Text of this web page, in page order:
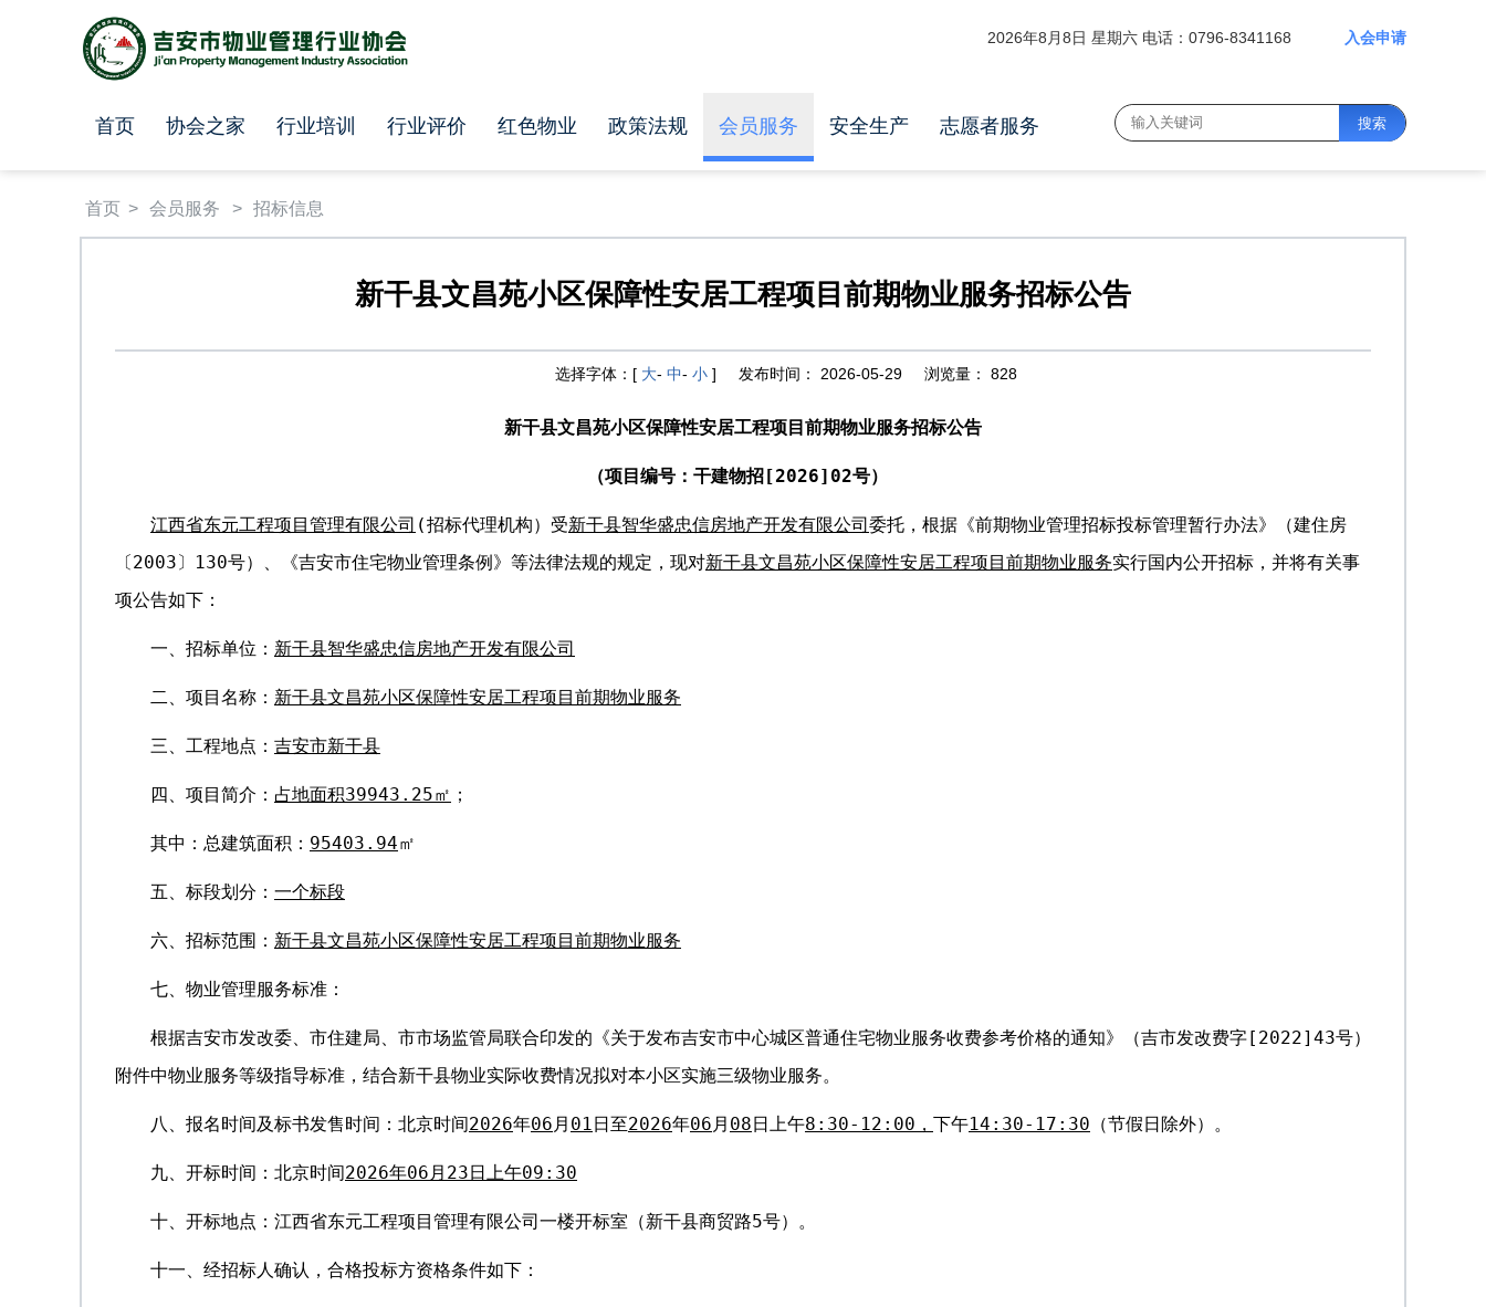
2026年8月8日 星期六 电话：0796-8341168 入会申请
首页 协会之家 行业培训 行业评价 红色物业 政策法规 会员服务 安全生产 志愿者服务
首页 会员服务 招标信息
新干县文昌苑小区保障性安居工程项目前期物业服务招标公告
选择字体：[ 大- 中- 小] 发布时间： 2026-05-29 浏览量： 828
新干县文昌苑小区保障性安居工程项目前期物业服务招标公告
（项目编号：干建物招[2026]02号）
江西省东元工程项目管理有限公司 (招标代理机构）受新干县智华盛忠信房地产开发有限公司委托，根据《前期物业管理招标投标管理暂行办法》（建住房
〔2003〕130号）、《吉安市住宅物业管理条例》等法律法规的规定，现对新干县文昌苑小区保障性安居工程项目前期物业服务实行国内公开招标，并将有关事
项公告如下：
一、招标单位： 新干县智华盛忠信房地产开发有限公司
二、项目名称： 新干县文昌苑小区保障性安居工程项目前期物业服务
三、工程地点： 吉安市新干县
四、项目简介： 占地面积39943.25㎡ ；
其中：总建筑面积： 95403.94㎡
五、标段划分： 一个标段
六、招标范围： 新干县文昌苑小区保障性安居工程项目前期物业服务
七、物业管理服务标准：
根据吉安市发改委、市住建局、市市场监管局联合印发的《关于发布吉安市中心城区普通住宅物业服务收费参考价格的通知》（吉市发改费字[2022]43号）
附件中物业服务等级指导标准，结合新干县物业实际收费情况拟对本小区实施三级物业服务。
八、报名时间及标书发售时间：北京时间2026年06月 01日至2026年06月 08日上午8:30-12:00， 下午14:30-17:30 （节假日除外）。
九、开标时间：北京时间2026年06月23日上午09:30
十、开标地点：江西省东元工程项目管理有限公司一楼开标室（新干县商贸路5号）。
十一、经招标人确认，合格投标方资格条件如下：